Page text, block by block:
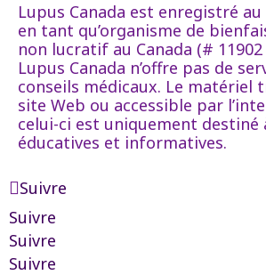
Lupus Canada est enregistré
en tant qu’organisme de
non lucratif au Canada (# 11902
Lupus Canada n’offre pas de
conseils médicaux. Le matériel
site Web ou accessible par
celui-ci est uniquement destiné
éducatives et informatives.
Suivre
Suivre
Suivre
Suivre